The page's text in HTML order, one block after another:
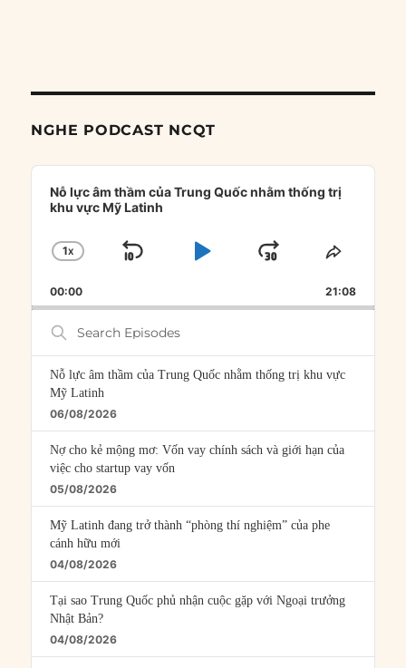
NGHE PODCAST NCQT
Audio
Player
Nỗ lực âm thầm của Trung Quốc nhằm thống trị
khu vực Mỹ Latinh
CHANGE
RATE
1X
SKIP
PLAYJUMP
FORWARD
SHARE
00:00 21:08
Search
Episodes
Nỗ lực âm thầm của Trung Quốc nhằm thống trị khu vực
Mỹ Latinh
06/08/2026
Nợ cho kẻ mộng mơ: Vốn vay chính sách và giới hạn của
việc cho startup vay vốn
05/08/2026
Mỹ Latinh đang trở thành “phòng thí nghiệm” của phe
cánh hữu mới
04/08/2026
Tại sao Trung Quốc phủ nhận cuộc gặp với Ngoại trưởng
Nhật Bản?
04/08/2026